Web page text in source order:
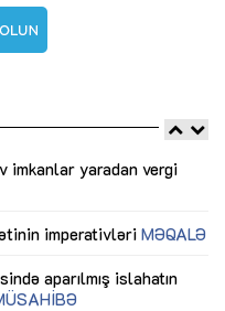
imkanlar yaradan vergi
imperativləri MƏQALƏ
aparılmış islahatın